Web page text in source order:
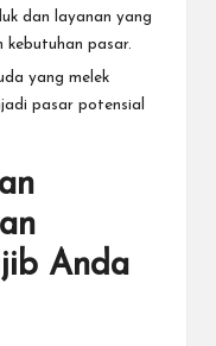
dan layanan yang
pasar.
yang melek
pasar potensial
Anda